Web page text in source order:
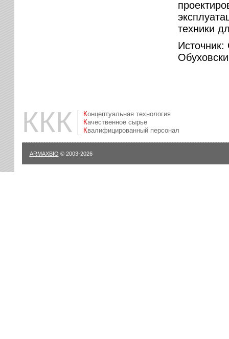
техники
ККК
Концептуальная технология
Качественное сырье
Квалифицированный персонал
ARMAXBIO © 2003-2026